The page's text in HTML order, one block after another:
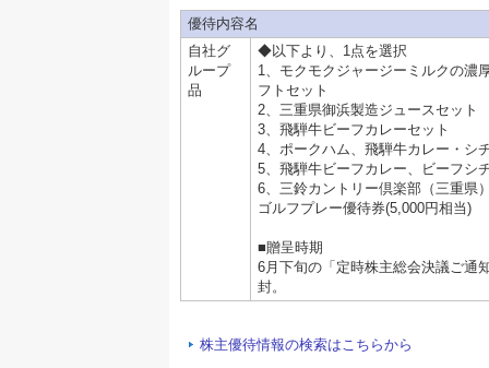
優待内容名
自社グ
ループ
品
◆以下より、1点を選択
1、モクモクジャージーミルクの濃
フトセット
2、三重県御浜製造ジュースセット
3、飛騨牛ビーフカレーセット
4、ポークハム、飛騨牛カレー・シ
5、飛騨牛ビーフカレー、ビーフシ
6、三鈴カントリー倶楽部（三重県
ゴルフプレー優待券(5,000円相当)
■贈呈時期
6月下旬の「定時株主総会決議ご通
封。
株主優待情報の検索はこちらから